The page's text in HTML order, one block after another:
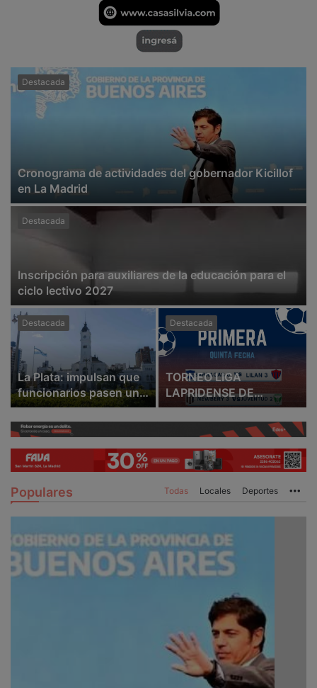
Destacada
Cronograma de actividades del gobernador Kicillof
en La Madrid
Destacada
Inscripción para auxiliares de la educación para el
ciclo lectivo 2027
Destacada
La Plata: impulsan que
funcionarios pasen un
test de aptitud para
ejercer el cargo
Destacada
TORNEO LIGA
LAPRIDENSE DE
FUTBOL: RESULTADOS
Y GOLEADORES DE LA
QUINTA FECHA
Populares Todas Locales Deportes